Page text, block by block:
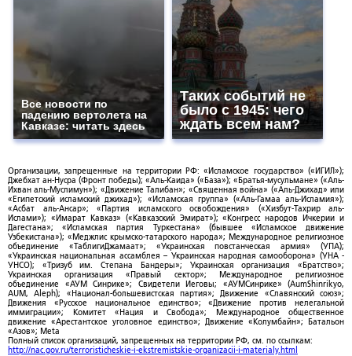
Все новости по
падению вертолета на
Кавказе: читать здесь
Таких событий не
было с 1945: чего
ждать всем нам?
Организации, запрещенные на территории РФ: «Исламское государство» («ИГИЛ»);
Джебхат ан-Нусра (Фронт победы); «Аль-Каида» («База»); «Братья-мусульмане» («Аль-
Ихван аль-Муслимун»); «Движение Талибан»; «Священная война» («Аль-Джихад» или
«Египетский исламский джихад»); «Исламская группа» («Аль-Гамаа аль-Исламия»);
«Асбат аль-Ансар»; «Партия исламского освобождения» («Хизбут-Тахрир аль-
Ислами»); «Имарат Кавказ» («Кавказский Эмират»); «Конгресс народов Ичкерии и
Дагестана»; «Исламская партия Туркестана» (бывшее «Исламское движение
Узбекистана»); «Меджлис крымско-татарского народа»; Международное религиозное
объединение «ТаблигиДжамаат»; «Украинская повстанческая армия» (УПА);
«Украинская национальная ассамблея – Украинская народная самооборона» (УНА -
УНСО); «Тризуб им. Степана Бандеры»; Украинская организация «Братство»;
Украинская организация «Правый сектор»; Международное религиозное
объединение «АУМ Синрике»; Свидетели Иеговы; «АУМСинрике» (AumShinrikyo,
AUM, Aleph); «Национал-большевистская партия»; Движение «Славянский союз»;
Движения «Русское национальное единство»; «Движение против нелегальной
иммиграции»; Комитет «Нация и Свобода»; Международное общественное
движение «Арестантское уголовное единство»; Движение «Колумбайн»; Батальон
«Азов»; Meta
Полный список организаций, запрещенных на территории РФ, см. по ссылкам:
http://nac.gov.ru/terroristicheskie-i-ekstremistskie-organizacii-i-materialy.html